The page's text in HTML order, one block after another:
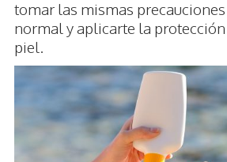
tomar las mismas precauciones
normal y aplicarte la protección
piel.